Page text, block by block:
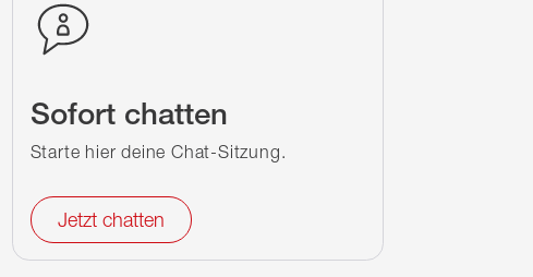
Sofort chatten
Starte hier deine Chat-Sitzung.
Jetzt chatten